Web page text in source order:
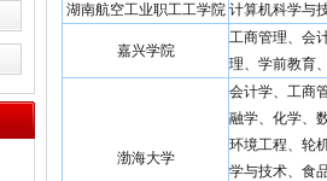
湖南航空工业职工工学院 计算机科学与
嘉兴学院
工商管理、会
理、学前教育
渤海大学
会计学、工商
融学、化学、
环境工程、轮
学与技术、食